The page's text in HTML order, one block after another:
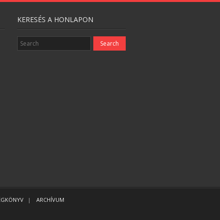
KERESÉS A HONLAPON
ARCHÍVUM